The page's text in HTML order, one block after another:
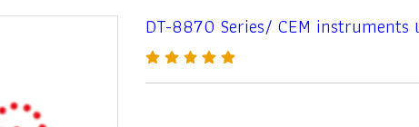
DT-8870 Series/ CEM instruments